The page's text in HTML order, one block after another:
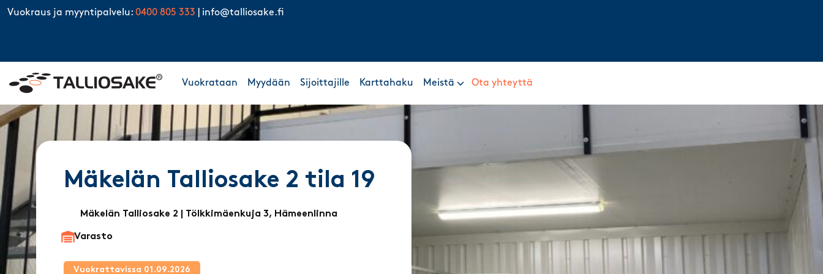
Skip to content
Vuokraus ja myyntipalvelu: 0400 805 333 info@talliosake.fi
Vuokrataan Myydään Sijoittajille Karttahaku Meistä Ota yhteyttä
Mäkelän Talliosake 2 tila 19
Mäkelän Talliosake 2 | Tölkkimäenkuja 3, Hämeenlinna
Varasto
Vuokrattavissa 01.09.2026